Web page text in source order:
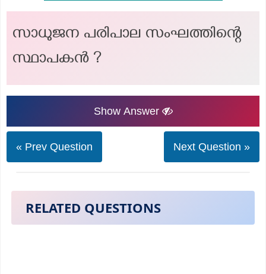
സാധുജന പരിപാല സംഘത്തിന്റെ
സ്ഥാപകൻ ?
Show Answer
« Prev Question Next Question »
RELATED QUESTIONS